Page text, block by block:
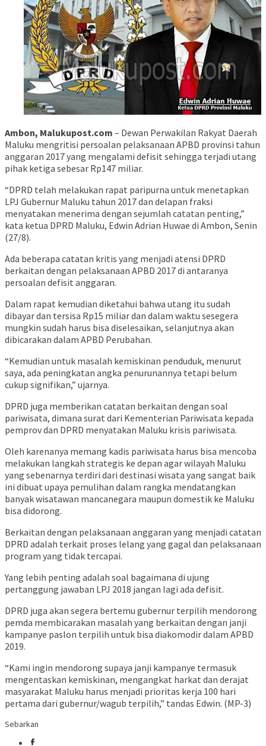
Ambon, Malukupost.com – Dewan Perwakilan Rakyat Daerah
Maluku mengritisi persoalan pelaksanaan APBD provinsi tahun
anggaran 2017 yang mengalami defisit sehingga terjadi utang
pihak ketiga sebesar Rp147 miliar.
“DPRD telah melakukan rapat paripurna untuk menetapkan
LPJ Gubernur Maluku tahun 2017 dan delapan fraksi
menyatakan menerima dengan sejumlah catatan penting,”
kata ketua DPRD Maluku, Edwin Adrian Huwae di Ambon, Senin
(27/8).
Ada beberapa catatan kritis yang menjadi atensi DPRD
berkaitan dengan pelaksanaan APBD 2017 di antaranya
persoalan defisit anggaran.
Dalam rapat kemudian diketahui bahwa utang itu sudah
dibayar dan tersisa Rp15 miliar dan dalam waktu sesegera
mungkin sudah harus bisa diselesaikan, selanjutnya akan
dibicarakan dalam APBD Perubahan.
“Kemudian untuk masalah kemiskinan penduduk, menurut
saya, ada peningkatan angka penurunannya tetapi belum
cukup signifikan,” ujarnya.
DPRD juga memberikan catatan berkaitan dengan soal
pariwisata, dimana surat dari Kementerian Pariwisata kepada
pemprov dan DPRD menyatakan Maluku krisis pariwisata.
Oleh karenanya memang kadis pariwisata harus bisa mencoba
melakukan langkah strategis ke depan agar wilayah Maluku
yang sebenarnya terdiri dari destinasi wisata yang sangat baik
ini dibuat upaya pemulihan dalam rangka mendatangkan
banyak wisatawan mancanegara maupun domestik ke Maluku
bisa didorong.
Berkaitan dengan pelaksanaan anggaran yang menjadi catatan
DPRD adalah terkait proses lelang yang gagal dan pelaksanaan
program yang tidak tercapai.
Yang lebih penting adalah soal bagaimana di ujung
pertanggung jawaban LPJ 2018 jangan lagi ada defisit.
DPRD juga akan segera bertemu gubernur terpilih mendorong
pemda membicarakan masalah yang berkaitan dengan janji
kampanye paslon terpilih untuk bisa diakomodir dalam APBD
2019.
“Kami ingin mendorong supaya janji kampanye termasuk
mengentaskan kemiskinan, mengangkat harkat dan derajat
masyarakat Maluku harus menjadi prioritas kerja 100 hari
pertama dari gubernur/wagub terpilih,” tandas Edwin. (MP-3)
Sebarkan